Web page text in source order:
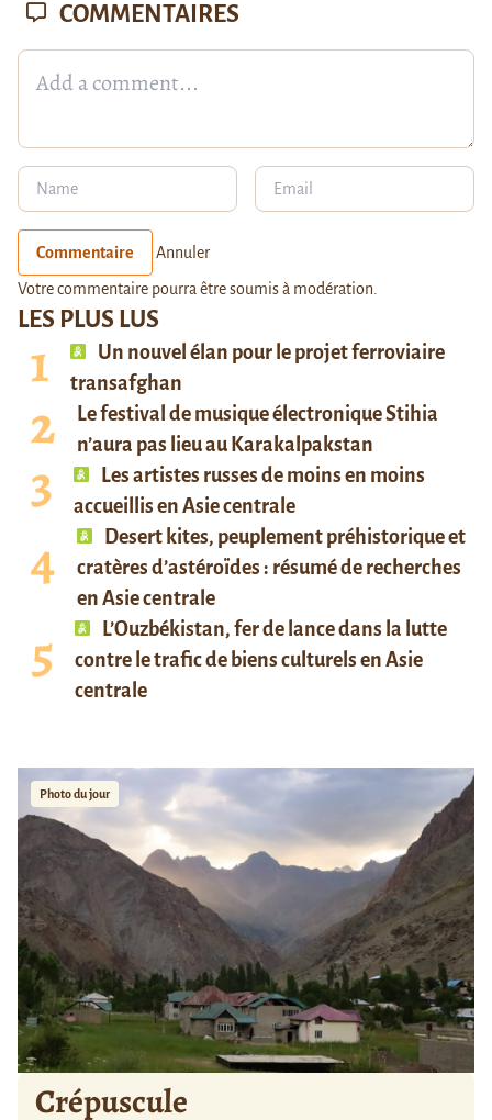
LES PLUS LUS
Un nouvel élan pour le projet ferroviaire
transafghan
Le festival de musique électronique Stihia
n’aura pas lieu au Karakalpakstan
Les artistes russes de moins en moins
accueillis en Asie centrale
Desert kites, peuplement préhistorique et
cratères d’astéroïdes : résumé de recherches
en Asie centrale
L’Ouzbékistan, fer de lance dans la lutte
contre le trafic de biens culturels en Asie
centrale
Photo du jour
Crépuscule
COMMENTAIRES
Commentaire Annuler
Votre commentaire pourra être soumis à modération.